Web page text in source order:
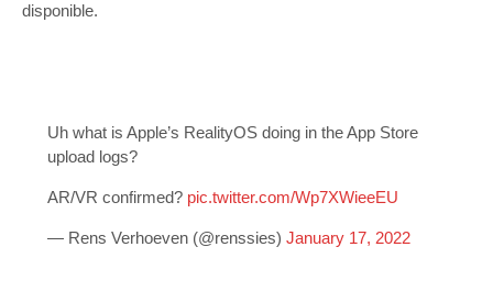
disponible.
Uh what is Apple’s RealityOS doing in the App Store
upload logs?
AR/VR confirmed? pic.twitter.com/Wp7XWieeEU
— Rens Verhoeven (@renssies) January 17, 2022